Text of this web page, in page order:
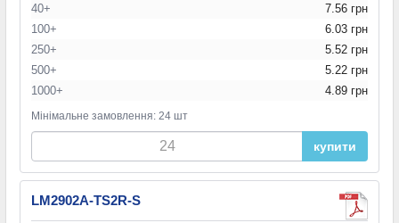
40+
7.56 грн
100+
6.03 грн
250+
5.52 грн
500+
5.22 грн
1000+
4.89 грн
Мінімальне замовлення: 24 шт
купити
LM2902A-TS2R-S